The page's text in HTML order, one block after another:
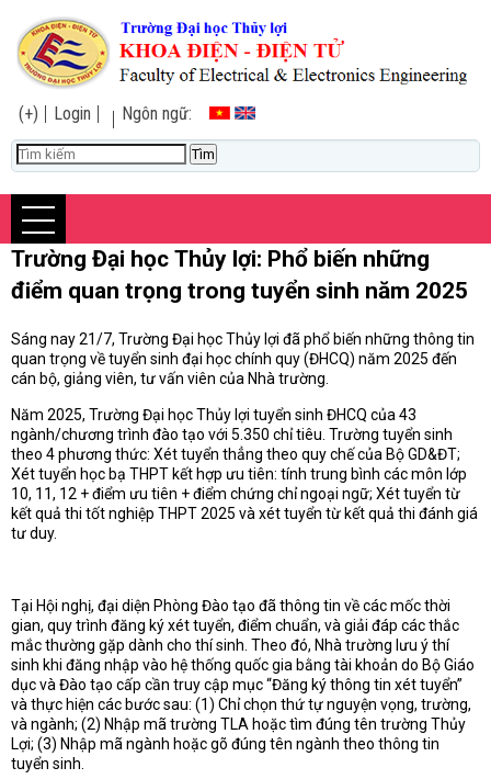
(+) Login Ngôn ngữ:
Trường Đại học Thủy lợi: Phổ biến những
điểm quan trọng trong tuyển sinh năm 2025
Sáng nay 21/7, Trường Đại học Thủy lợi đã phổ biến những thông tin
quan trọng về tuyển sinh đại học chính quy (ĐHCQ) năm 2025 đến
cán bộ, giảng viên, tư vấn viên của Nhà trường.
Năm 2025, Trường Đại học Thủy lợi tuyển sinh ĐHCQ của 43
ngành/chương trình đào tạo với 5.350 chỉ tiêu. Trường tuyển sinh
theo 4 phương thức: Xét tuyển thẳng theo quy chế của Bộ GD&ĐT;
Xét tuyển học bạ THPT kết hợp ưu tiên: tính trung bình các môn lớp
10, 11, 12 + điểm ưu tiên + điểm chứng chỉ ngoại ngữ; Xét tuyển từ
kết quả thi tốt nghiệp THPT 2025 và xét tuyển từ kết quả thi đánh giá
tư duy.
Tại Hội nghị, đại diện Phòng Đào tạo đã thông tin về các mốc thời
gian, quy trình đăng ký xét tuyển, điểm chuẩn, và giải đáp các thắc
mắc thường gặp dành cho thí sinh. Theo đó, Nhà trường lưu ý thí
sinh khi đăng nhập vào hệ thống quốc gia bằng tài khoản do Bộ Giáo
dục và Đào tạo cấp cần truy cập mục “Đăng ký thông tin xét tuyển”
và thực hiện các bước sau: (1) Chỉ chọn thứ tự nguyện vọng, trường,
và ngành; (2) Nhập mã trường TLA hoặc tìm đúng tên trường Thủy
Lợi; (3) Nhập mã ngành hoặc gõ đúng tên ngành theo thông tin
tuyển sinh.